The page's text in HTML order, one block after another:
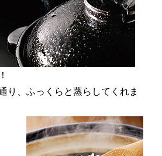
り、ふっくらと蒸らしてくれま